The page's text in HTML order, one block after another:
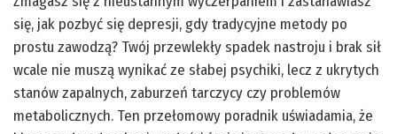
się, jak pozbyć się depresji, gdy tradycyjne metody po
prostu zawodzą? Twój przewlekły spadek nastroju i brak sił
wcale nie muszą wynikać ze słabej psychiki, lecz z ukrytych
stanów zapalnych, zaburzeń tarczycy czy problemów
metabolicznych. Ten przełomowy poradnik uświadamia, że